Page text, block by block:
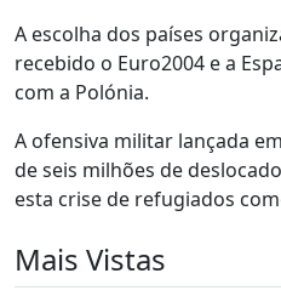
A escolha dos países
recebido o Euro2004 e a
com a Polónia.
A ofensiva militar lançada
de seis milhões de
esta crise de refugiados
Mais Vistas